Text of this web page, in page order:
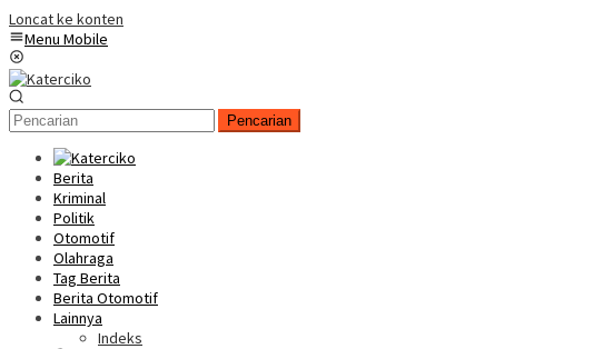
Loncat ke konten
Menu Mobile
Pencarian
Berita
Kriminal
Politik
Otomotif
Olahraga
Tag Berita
Berita Otomotif
Lainnya
Indeks